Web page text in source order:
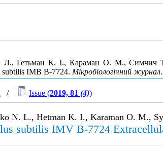
Гетьман К. І., Караман О. М., Симчич
subtilis ІМВ В-7724. Мікробіологічний журнал
/ Issue (2019, 81 (4))
N. L., Hetman K. I., Karaman O. M.,
subtilis IMV B-7724